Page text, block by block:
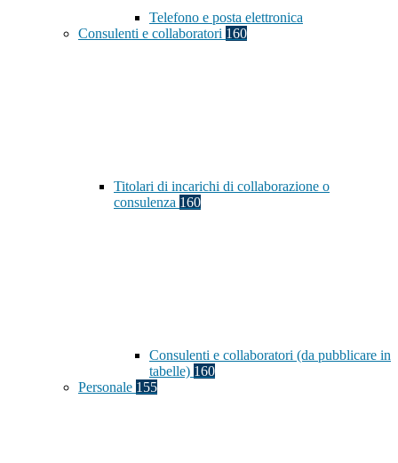
Telefono e posta elettronica
Consulenti e collaboratori 160
Titolari di incarichi di collaborazione o
consulenza 160
Consulenti e collaboratori (da pubblicare in
tabelle) 160
Personale 155